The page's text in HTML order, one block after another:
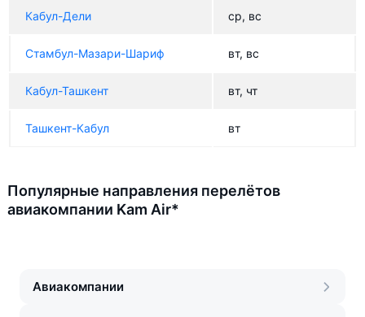
Кабул-Дели ср, вс
Стамбул-Мазари-Шариф вт, вс
Кабул-Ташкент вт, чт
Ташкент-Кабул вт
Популярные направления перелётов
авиакомпании Kam Air*
Авиакомпании